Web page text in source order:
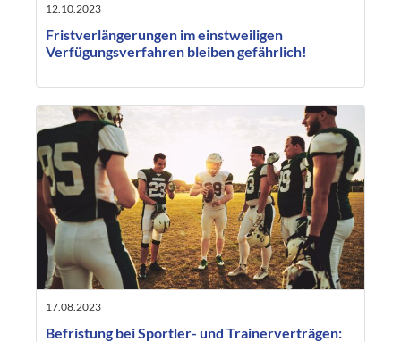
12.10.2023
Fristverlängerungen im einstweiligen
Verfügungsverfahren bleiben gefährlich!
17.08.2023
Befristung bei Sportler- und Trainerverträgen: